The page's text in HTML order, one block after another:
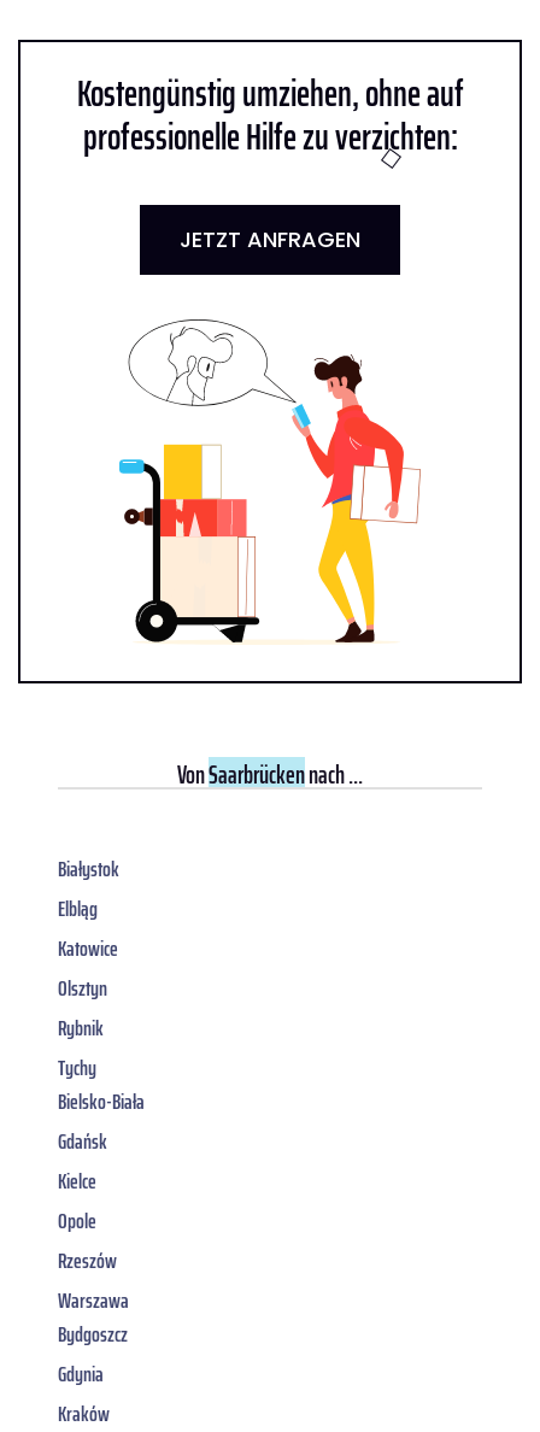
Kostengünstig umziehen, ohne auf
professionelle Hilfe zu verzichten:
JETZT ANFRAGEN
VonSaarbrückennach ...
Białystok
Elbląg
Katowice
Olsztyn
Rybnik
Tychy
Bielsko-Biała
Gdańsk
Kielce
Opole
Rzeszów
Warszawa
Bydgoszcz
Gdynia
Kraków